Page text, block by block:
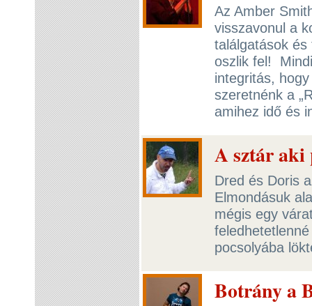
Az Amber
visszavonul a
találgatások
oszlik fel!
integritás,
szeretnénk a
amihez idő és
A sztár aki
Dred és Doris
Elmondásuk
mégis egy
pocsolyába
Botrány a